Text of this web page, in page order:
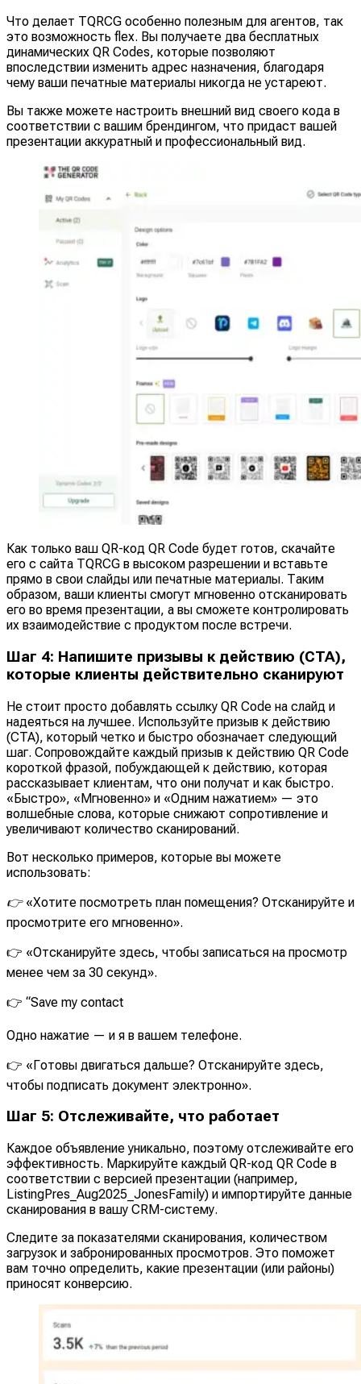
Что делает TQRCG особенно полезным для агентов, так
это возможность flex. Вы получаете два бесплатных
динамических QR Codes, которые позволяют
впоследствии изменить адрес назначения, благодаря
чему ваши печатные материалы никогда не устареют.
Вы также можете настроить внешний вид своего кода в
соответствии с вашим брендингом, что придаст вашей
презентации аккуратный и профессиональный вид.
Как только ваш QR-код QR Code будет готов, скачайте
его с сайта TQRCG в высоком разрешении и вставьте
прямо в свои слайды или печатные материалы. Таким
образом, ваши клиенты смогут мгновенно отсканировать
его во время презентации, а вы сможете контролировать
их взаимодействие с продуктом после встречи.
Шаг 4: Напишите призывы к действию (CTA),
которые клиенты действительно сканируют
Не стоит просто добавлять ссылку QR Code на слайд и
надеяться на лучшее. Используйте призыв к действию
(CTA), который четко и быстро обозначает следующий
шаг. Сопровождайте каждый призыв к действию QR Code
короткой фразой, побуждающей к действию, которая
рассказывает клиентам, что они получат и как быстро.
«Быстро», «Мгновенно» и «Одним нажатием» — это
волшебные слова, которые снижают сопротивление и
увеличивают количество сканирований.
Вот несколько примеров, которые вы можете
использовать:
👉«Хотите посмотреть план помещения? Отсканируйте и
просмотрите его мгновенно».
👉 «Отсканируйте здесь, чтобы записаться на просмотр
менее чем за 30 секунд».
👉 “Save my contact
Одно нажатие — и я в вашем телефоне.
👉 «Готовы двигаться дальше? Отсканируйте здесь,
чтобы подписать документ электронно».
Шаг 5: Отслеживайте, что работает
Каждое объявление уникально, поэтому отслеживайте его
эффективность. Маркируйте каждый QR-код QR Code в
соответствии с версией презентации (например,
ListingPres_Aug2025_JonesFamily) и импортируйте данные
сканирования в вашу CRM-систему.
Следите за показателями сканирования, количеством
загрузок и забронированных просмотров. Это поможет
вам точно определить, какие презентации (или районы)
приносят конверсию.